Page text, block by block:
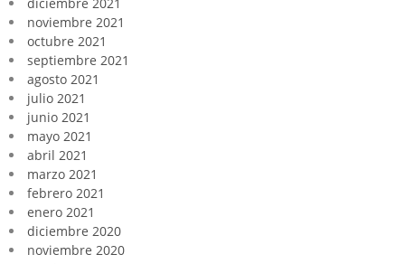
noviembre 2021
octubre 2021
septiembre 2021
agosto 2021
julio 2021
junio 2021
mayo 2021
abril 2021
marzo 2021
febrero 2021
enero 2021
diciembre 2020
noviembre 2020